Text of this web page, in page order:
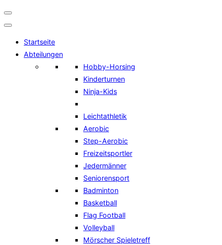
Navigation
umschalten
Startseite
Abteilungen
Hobby-Horsing
Kinderturnen
Ninja-Kids
Leichtathletik
Aerobic
Step-Aerobic
Freizeitsportler
Jedermänner
Seniorensport
Badminton
Basketball
Flag Football
Volleyball
Mörscher Spieletreff